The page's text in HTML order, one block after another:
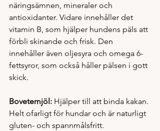
näringsämnen, mineraler och
antioxidanter. Vidare innehåller det
vitamin B, som hjälper hundens päls att
förbli skinande och frisk. Den
innehåller även oljesyra och omega 6-
fettsyror, som också håller pälsen i gott
skick.
Bovetemjöl: Hjälper till att binda kakan.
Helt ofarligt för hundar och är naturligt
gluten- och spannmålsfritt.